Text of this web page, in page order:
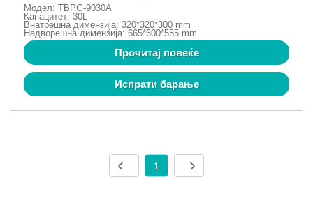
Модел: TBPG-9030A
Капацитет: 30L
Внатрешна димензија: 320*320*300 mm
Надворешна димензија: 665*600*555 mm
Прочитај повеќе
Испрати барање
1